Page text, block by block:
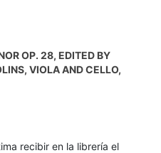
OP. 28, EDITED BY
VIOLA AND CELLO,
recibir en la librería el